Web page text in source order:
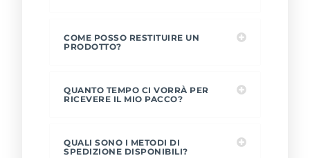
COME POSSO RESTITUIRE UN
PRODOTTO?
QUANTO TEMPO CI VORRÀ PER
RICEVERE IL MIO PACCO?
QUALI SONO I METODI DI
SPEDIZIONE DISPONIBILI?